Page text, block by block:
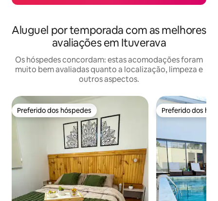
Aluguel por temporada com as melhores
avaliações em Ituverava
Os hóspedes concordam: estas acomodações foram
muito bem avaliadas quanto a localização, limpeza e
outros aspectos.
Preferido dos hóspedes
Preferido dos hóspedes Preferido dos
Preferido dos